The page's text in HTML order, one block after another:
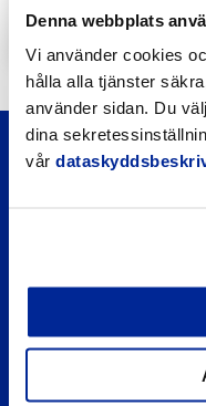
Denna webbplats
Vi använder cookies
hålla alla tjänster
använder sidan. Du
dina
vår